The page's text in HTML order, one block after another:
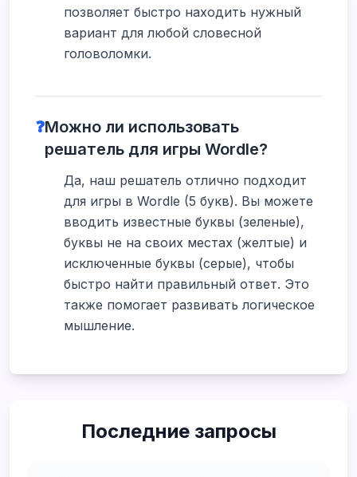
позволяет быстро находить нужный
вариант для любой словесной
головоломки.
❓Можно ли использовать
решатель для игры Wordle?
Да, наш решатель отлично подходит
для игры в Wordle (5 букв). Вы можете
вводить известные буквы (зеленые),
буквы не на своих местах (желтые) и
исключенные буквы (серые), чтобы
быстро найти правильный ответ. Это
также помогает развивать логическое
мышление.
Последние запросы